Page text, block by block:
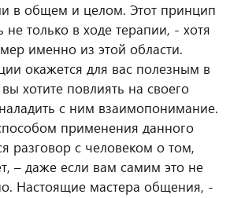
в общем и целом. Этот принцип
только в ходе терапии, - хотя
именно из этой области.
окажется для вас полезным в
хотите повлиять на своего
с ним взаимопонимание.
применения данного
разговор с человеком о том,
– даже если вам самим это не
Настоящие мастера общения, -